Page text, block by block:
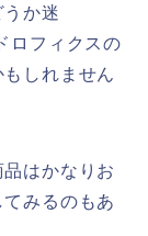
か迷
ロフィクスの
しれません
はかなりお
みるのもあ